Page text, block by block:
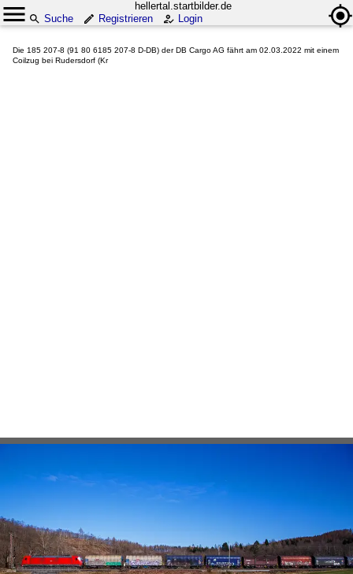
hellertal.startbilder.de
Suche
Registrieren Login
Die 185 207-8 (91 80 6185 207-8 D-DB) der DB Cargo AG fährt am 02.03.2022 mit einem
Coilzug bei Rudersdorf (Kr